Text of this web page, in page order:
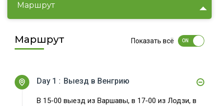
Маршрут
Маршрут Показать всё
Day 1 : Выезд в Венгрию
В 15-00 выезд из Варшавы, в 17-00 из Лодзи, в